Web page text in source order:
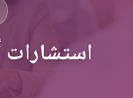
استشارات